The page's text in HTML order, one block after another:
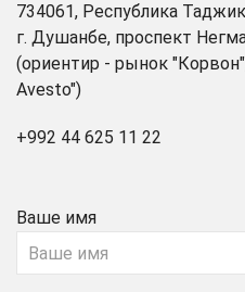
734061, Республика
г. Душанбе, проспект
(ориентир - рынок
Avesto")
+992 44 625 11 22
Ваше имя